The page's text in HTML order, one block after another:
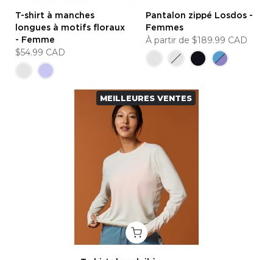
T-shirt à manches
longues à motifs floraux
- Femme
$54.99 CAD
Pantalon zippé Losdos -
Femmes
À partir de $189.99 CAD
MEILLEURES VENTES